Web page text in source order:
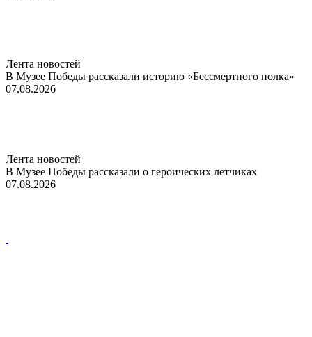
Лента новостей
В Музее Победы рассказали историю «Бессмертного полка»
07.08.2026
Лента новостей
В Музее Победы рассказали о героических летчиках
07.08.2026